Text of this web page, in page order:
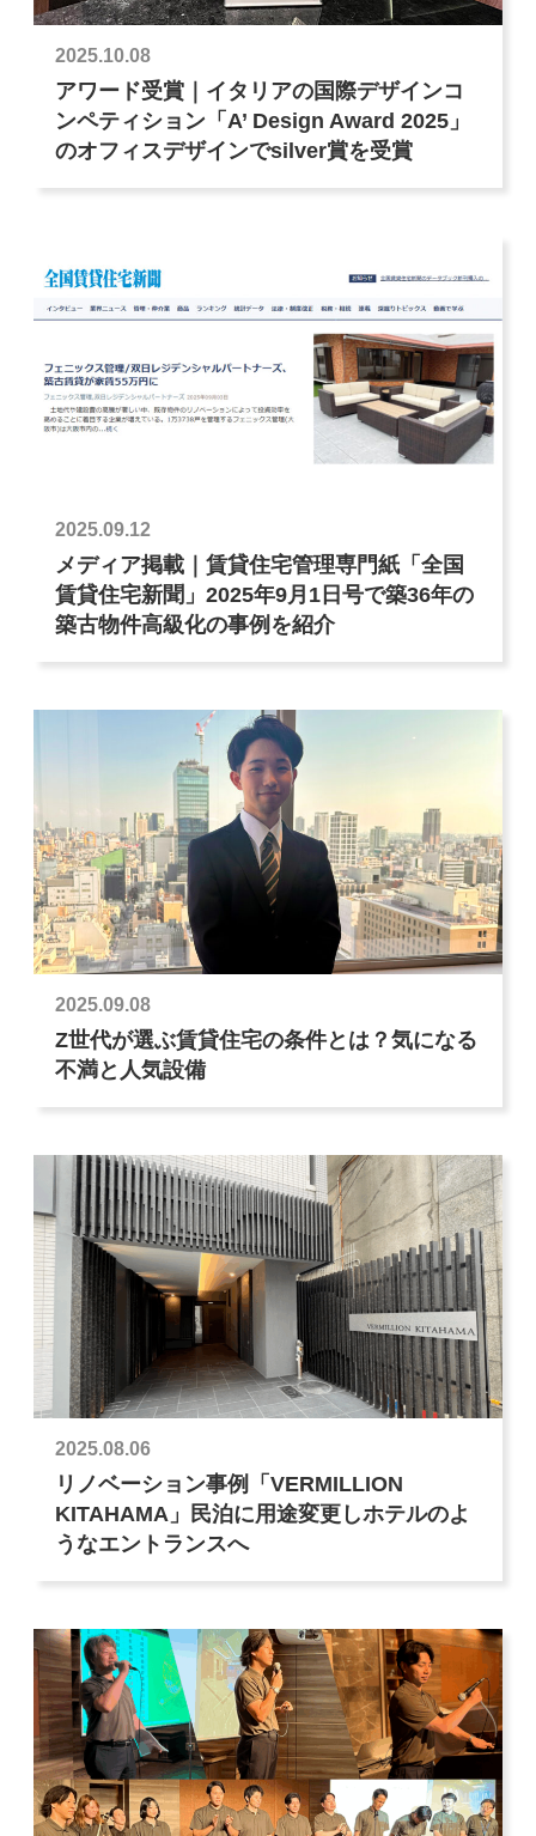
2025.10.08
アワード受賞｜イタリアの国際デザインコ
ンペティション「A’ Design Award 2025」
のオフィスデザインでsilver賞を受賞
2025.09.12
メディア掲載｜賃貸住宅管理専門紙「全国
賃貸住宅新聞」2025年9月1日号で築36年の
築古物件高級化の事例を紹介
2025.09.08
Z世代が選ぶ賃貸住宅の条件とは？気になる
不満と人気設備
2025.08.06
リノベーション事例「VERMILLION
KITAHAMA」民泊に用途変更しホテルのよ
うなエントランスへ